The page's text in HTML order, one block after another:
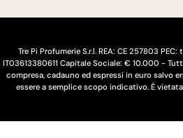
e
g
o
Tre Pi Profumerie S.r.l. REA: CE 257803
IT03613380611 Capitale Sociale: € 10.000 -
compresa, cadauno ed espressi in euro salvo
essere a semplice scopo indicativo. È